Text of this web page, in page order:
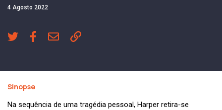
4 Agosto 2022
Sinopse
Na sequência de uma tragédia pessoal, Harper retira-se